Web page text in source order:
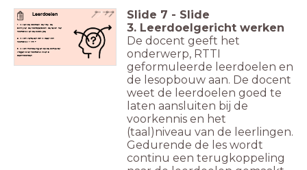
Leerdoelen
1. Ik ken de woorden: de titel, de
schrijver, de hoofdpersoon, de tekst, het
hoofdstuk en de bladzijde.
2. Ik kan vertellen wat ik weet van
hoofdstuk 1 t/m 7.
3. Ik kan mondeling en op de computer
vragen over hoofdstuk 8 en 9
beantwoorden.
Slide 7 - Slide
3. Leerdoelgericht werken
De docent geeft het
onderwerp, RTTI
geformuleerde leerdoelen en
de lesopbouw aan. De docent
weet de leerdoelen goed te
laten aansluiten bij de
voorkennis en het
(taal)niveau van de leerlingen.
Gedurende de les wordt
continu een terugkoppeling